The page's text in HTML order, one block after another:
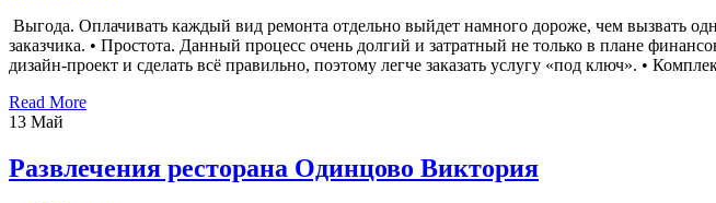
Выгода. Оплачивать каждый вид ремонта отдельно выйдет намного дороже, чем вызвать
заказчика. • Простота. Данный процесс очень долгий и затратный не только в плане
дизайн-проект и сделать всё правильно, поэтому легче заказать услугу «под ключ». •
Read More
13 Май
Развлечения ресторана Одинцово Виктория